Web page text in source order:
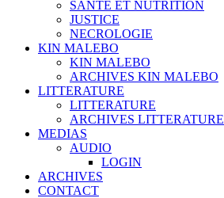
SANTE ET NUTRITION
JUSTICE
NECROLOGIE
KIN MALEBO
KIN MALEBO
ARCHIVES KIN MALEBO
LITTERATURE
LITTERATURE
ARCHIVES LITTERATURE
MEDIAS
AUDIO
LOGIN
ARCHIVES
CONTACT